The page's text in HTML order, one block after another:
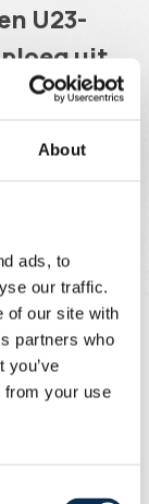
About
ads, to
our traffic.
of our site with
partners who
you’ve
from your use
U23-
ploeg uit
er via
Stassin)
Leysen),